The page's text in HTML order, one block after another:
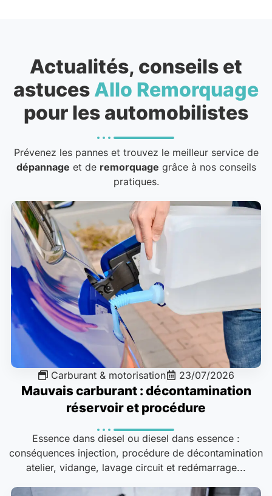
Actualités, conseils et
astuces Allo Remorquage
pour les automobilistes
Prévenez les pannes et trouvez le meilleur service de
dépannage et de remorquage grâce à nos conseils
pratiques.
Carburant & motorisation 23/07/2026
Mauvais carburant : décontamination
réservoir et procédure
Essence dans diesel ou diesel dans essence :
conséquences injection, procédure de décontamination
atelier, vidange, lavage circuit et redémarrage...